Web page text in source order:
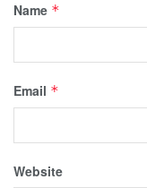
Name *
Email *
Website